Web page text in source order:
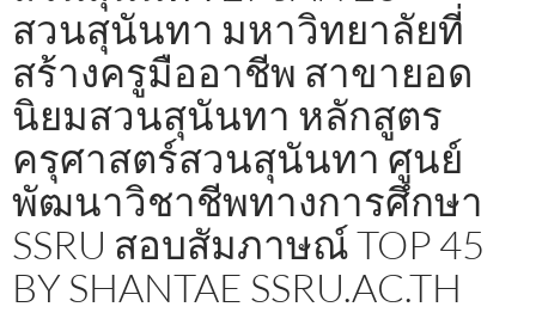
สวนสุนันทา มหาวิทยาลัยที่
สร้างครูมืออาชีพ สาขายอด
นิยมสวนสุนันทา หลักสูตร
ครุศาสตร์สวนสุนันทา ศูนย์
พัฒนาวิชาชีพทางการศึกษา
SSRU สอบสัมภาษณ์ TOP 45
BY SHANTAE SSRU.AC.TH